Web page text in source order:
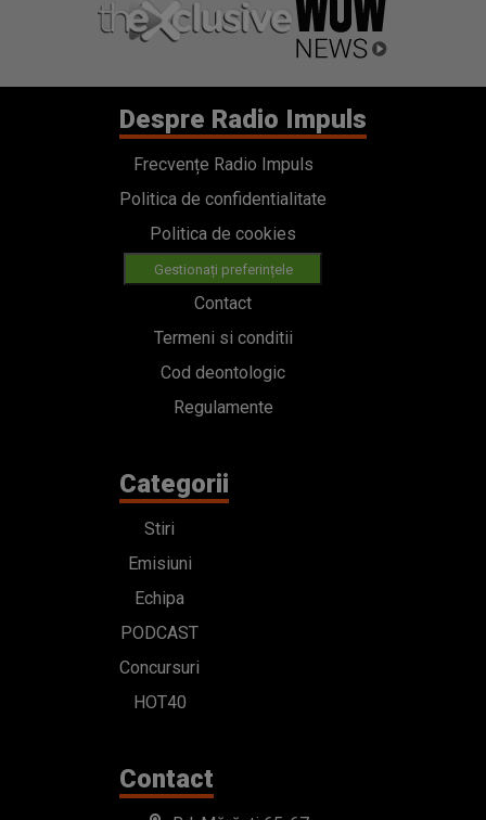
Despre Radio Impuls
Frecvențe Radio Impuls
Politica de confidentialitate
Politica de cookies
Gestionați preferințele
Contact
Termeni si conditii
Cod deontologic
Regulamente
Categorii
Stiri
Emisiuni
Echipa
PODCAST
Concursuri
HOT40
Contact